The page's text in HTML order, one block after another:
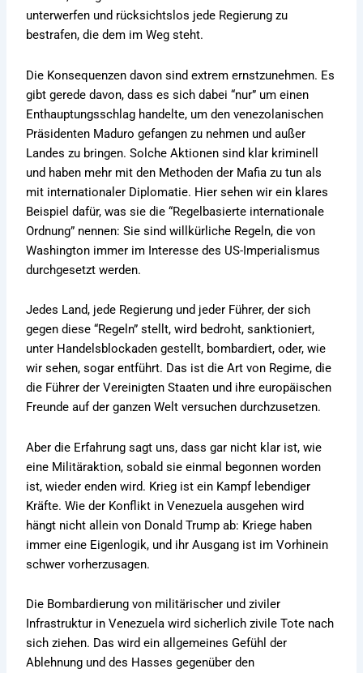
unterwerfen und rücksichtslos jede Regierung zu
bestrafen, die dem im Weg steht.
Die Konsequenzen davon sind extrem ernstzunehmen. Es
gibt gerede davon, dass es sich dabei “nur” um einen
Enthauptungsschlag handelte, um den venezolanischen
Präsidenten Maduro gefangen zu nehmen und außer
Landes zu bringen. Solche Aktionen sind klar kriminell
und haben mehr mit den Methoden der Mafia zu tun als
mit internationaler Diplomatie. Hier sehen wir ein klares
Beispiel dafür, was sie die “Regelbasierte internationale
Ordnung” nennen: Sie sind willkürliche Regeln, die von
Washington immer im Interesse des US-Imperialismus
durchgesetzt werden.
Jedes Land, jede Regierung und jeder Führer, der sich
gegen diese “Regeln” stellt, wird bedroht, sanktioniert,
unter Handelsblockaden gestellt, bombardiert, oder, wie
wir sehen, sogar entführt. Das ist die Art von Regime, die
die Führer der Vereinigten Staaten und ihre europäischen
Freunde auf der ganzen Welt versuchen durchzusetzen.
Aber die Erfahrung sagt uns, dass gar nicht klar ist, wie
eine Militäraktion, sobald sie einmal begonnen worden
ist, wieder enden wird. Krieg ist ein Kampf lebendiger
Kräfte. Wie der Konflikt in Venezuela ausgehen wird
hängt nicht allein von Donald Trump ab: Kriege haben
immer eine Eigenlogik, und ihr Ausgang ist im Vorhinein
schwer vorherzusagen.
Die Bombardierung von militärischer und ziviler
Infrastruktur in Venezuela wird sicherlich zivile Tote nach
sich ziehen. Das wird ein allgemeines Gefühl der
Ablehnung und des Hasses gegenüber den